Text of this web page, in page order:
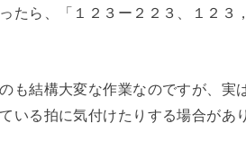
たら、「１２３ー２２３、１２３
も結構大変な作業なのですが、実
いる拍に気付けたりする場合があ